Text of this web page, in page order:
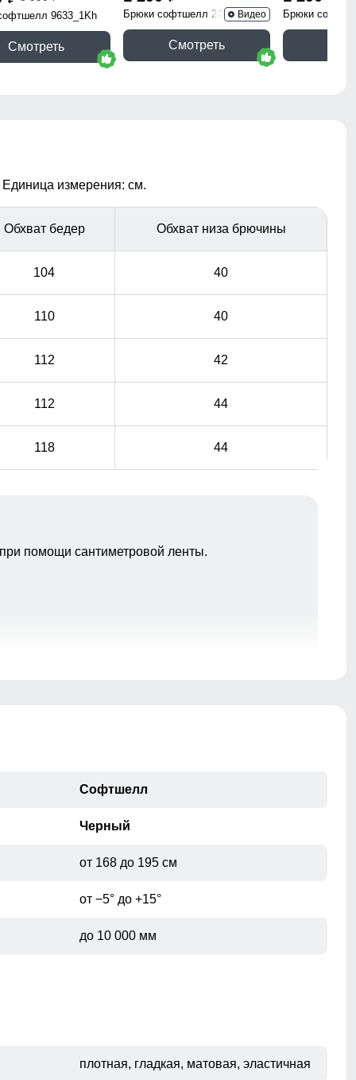
9633_1Kh
Смотреть
Брюки софтшелл 2403TCВидео
Смотреть
Брюки
Единица измерения: см.
Обхват бедер Обхват низа брючины
104 40
110 40
112 42
112 44
118 44
помощи сантиметровой ленты.
Софтшелл
Черный
от 168 до 195 см
от −5° до +15°
до 10 000 мм
плотная, гладкая, матовая, эластичная